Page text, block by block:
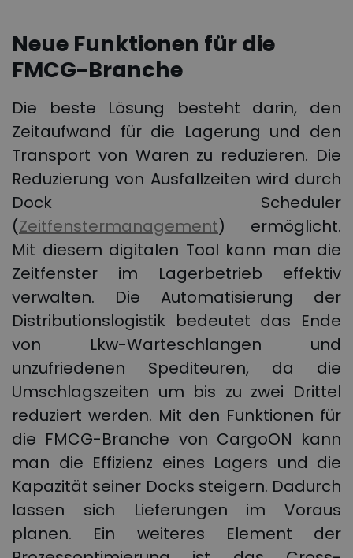
Neue Funktionen für die
FMCG-Branche
Die beste Lösung besteht darin, den
Zeitaufwand für die Lagerung und den
Transport von Waren zu reduzieren. Die
Reduzierung von Ausfallzeiten wird durch
Dock Scheduler
(Zeitfenstermanagement) ermöglicht.
Mit diesem digitalen Tool kann man die
Zeitfenster im Lagerbetrieb effektiv
verwalten. Die Automatisierung der
Distributionslogistik bedeutet das Ende
von Lkw-Warteschlangen und
unzufriedenen Spediteuren, da die
Umschlagszeiten um bis zu zwei Drittel
reduziert werden. Mit den Funktionen für
die FMCG-Branche von CargoON kann
man die Effizienz eines Lagers und die
Kapazität seiner Docks steigern. Dadurch
lassen sich Lieferungen im Voraus
planen. Ein weiteres Element der